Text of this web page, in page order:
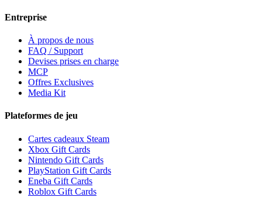
Entreprise
À propos de nous
FAQ / Support
Devises prises en charge
MCP
Offres Exclusives
Media Kit
Plateformes de jeu
Cartes cadeaux Steam
Xbox Gift Cards
Nintendo Gift Cards
PlayStation Gift Cards
Eneba Gift Cards
Roblox Gift Cards